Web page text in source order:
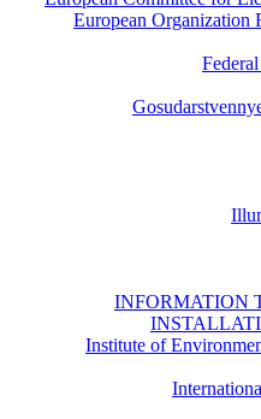
European
INFORMATION
Institute of